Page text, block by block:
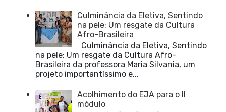
Culminância da Eletiva, Sentindo
na pele: Um resgate da Cultura
Afro-Brasileira
Culminância da Eletiva, Sentindo
na pele: Um resgate da Cultura Afro-
Brasileira da professora Maria Silvania, um
projeto importantíssimo e...
Acolhimento do EJA para o II
módulo